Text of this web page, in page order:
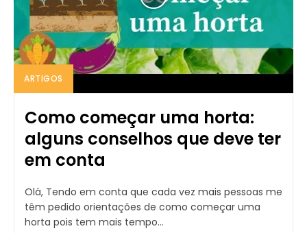
ARTIGOS
Como começar uma horta:
alguns conselhos que deve ter
em conta
Olá, Tendo em conta que cada vez mais pessoas me
têm pedido orientações de como começar uma
horta pois tem mais tempo...